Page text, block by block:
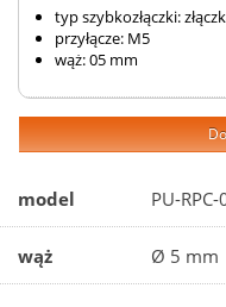
typ szybkozłączki:
przyłącze: M5
wąż: 05 mm
model PU-
wąż Ø 5 mm